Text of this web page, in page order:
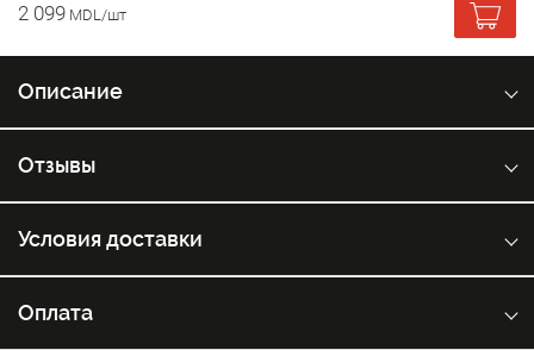
2 099 MDL/шт
Описание
Отзывы
Условия доставки
Оплата